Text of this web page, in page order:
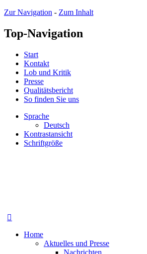
Zur Navigation - Zum Inhalt
Top-Navigation
Start
Kontakt
Lob und Kritik
Presse
Qualitätsbericht
So finden Sie uns
Sprache
Deutsch
Kontrastansicht
Schriftgröße
Home
Aktuelles und Presse
Nachrichten